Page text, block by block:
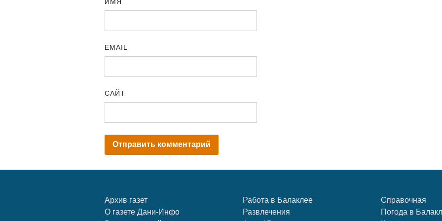
ИМЯ
EMAIL
САЙТ
Архив газет
О газете Дани-Инфо
Работа в Балаклее
Развлечения
Справочная
Погода в